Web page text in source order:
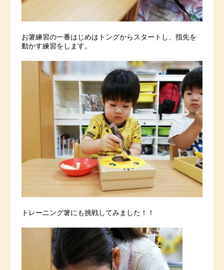
お箸練習の一番はじめはトングからスタートし、指先を
動かす練習をします。
トレーニング箸にも挑戦してみました！！